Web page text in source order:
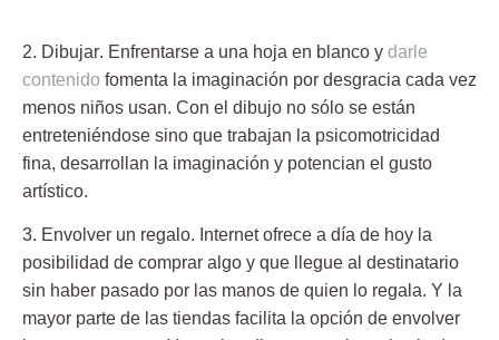
2. Dibujar. Enfrentarse a una hoja en blanco y darle
contenido fomenta la imaginación por desgracia cada vez
menos niños usan. Con el dibujo no sólo se están
entreteniéndose sino que trabajan la psicomotricidad
fina, desarrollan la imaginación y potencian el gusto
artístico.
3. Envolver un regalo. Internet ofrece a día de hoy la
posibilidad de comprar algo y que llegue al destinatario
sin haber pasado por las manos de quien lo regala. Y la
mayor parte de las tiendas facilita la opción de envolver